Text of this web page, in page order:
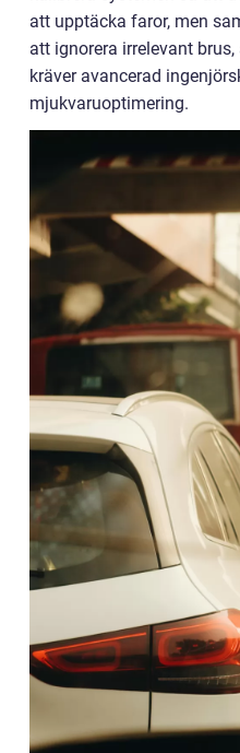
att upptäcka faror, men
att ignorera irrelevant
kräver avancerad
mjukvaruoptimering.